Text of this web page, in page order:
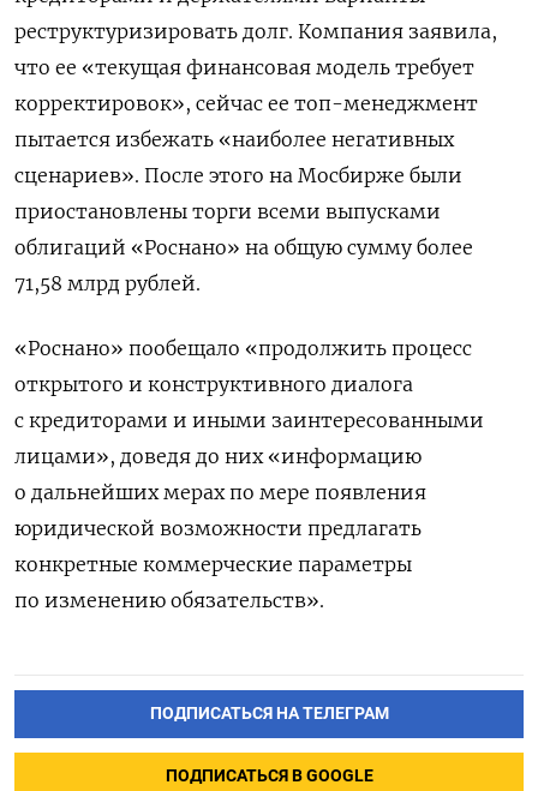
реструктуризировать долг. Компания заявила,
что ее «текущая финансовая модель требует
корректировок», сейчас ее топ-менеджмент
пытается избежать «наиболее негативных
сценариев». После этого на Мосбирже были
приостановлены торги всеми выпусками
облигаций «Роснано» на общую сумму более
71,58 млрд рублей.
«Роснано» пообещало «продолжить процесс
открытого и конструктивного диалога
с кредиторами и иными заинтересованными
лицами», доведя до них «информацию
о дальнейших мерах по мере появления
юридической возможности предлагать
конкретные коммерческие параметры
по изменению обязательств».
ПОДПИСАТЬСЯ НА ТЕЛЕГРАМ
ПОДПИСАТЬСЯ В GOOGLE